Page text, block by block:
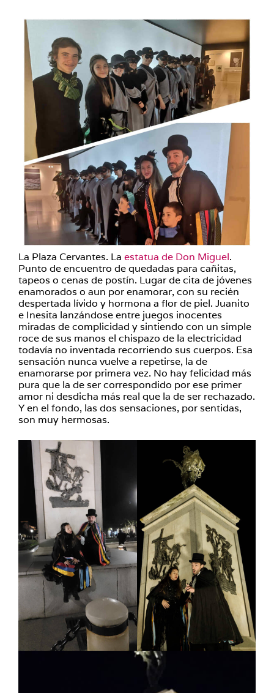
La Plaza Cervantes. La estatua de Don Miguel.
Punto de encuentro de quedadas para cañitas,
tapeos o cenas de postín. Lugar de cita de jóvenes
enamorados o aun por enamorar, con su recién
despertada lívido y hormona a flor de piel. Juanito
e Inesita lanzándose entre juegos inocentes
miradas de complicidad y sintiendo con un simple
roce de sus manos el chispazo de la electricidad
todavía no inventada recorriendo sus cuerpos. Esa
sensación nunca vuelve a repetirse, la de
enamorarse por primera vez. No hay felicidad más
pura que la de ser correspondido por ese primer
amor ni desdicha más real que la de ser rechazado.
Y en el fondo, las dos sensaciones, por sentidas,
son muy hermosas.